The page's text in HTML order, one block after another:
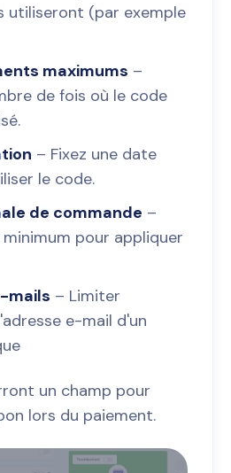
utiliseront (par exemple
maximums –
de fois où le code
– Fixez une date
le code.
de commande –
pour appliquer
mails – Limiter
e-mail d'un
un champ pour
lors du paiement.